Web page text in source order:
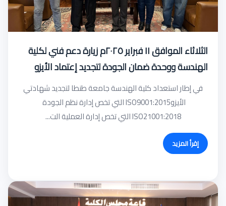
الثلاثاء الموافق ١١ فبراير ٢٠٢٥م زيارة دعم فني لكلية
الهندسة ووحدة ضمان الجودة لتجديد إعتماد الأيزو
في إطار استعداد كلية الهندسة جامعة طنطا لتجديد شهادتي
الأيزوISO9001:2015 التي تخص إدارة نظم الجودة
ISO21001:2018 التي تخص إدارة العملية الت...
إقرأ المزيد